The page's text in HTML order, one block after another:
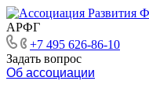
АРФГ
+7 495 626-86-10
Задать вопрос
Об ассоциации